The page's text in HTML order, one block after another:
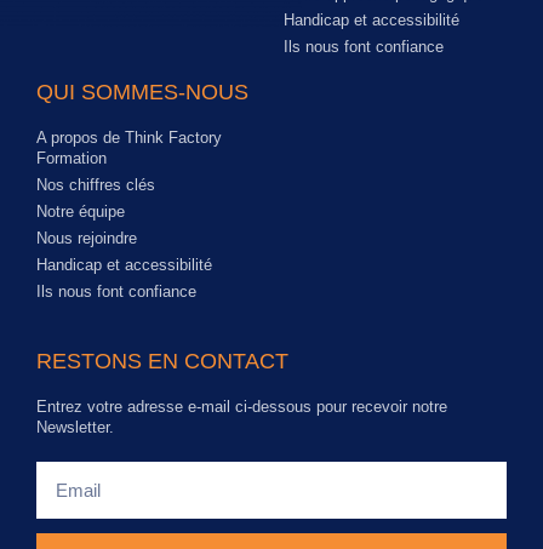
Handicap et accessibilité
Ils nous font confiance
QUI SOMMES-NOUS
A propos de Think Factory
Formation
Nos chiffres clés
Notre équipe
Nous rejoindre
Handicap et accessibilité
Ils nous font confiance
RESTONS EN CONTACT
Entrez votre adresse e-mail ci-dessous pour recevoir notre
Newsletter.